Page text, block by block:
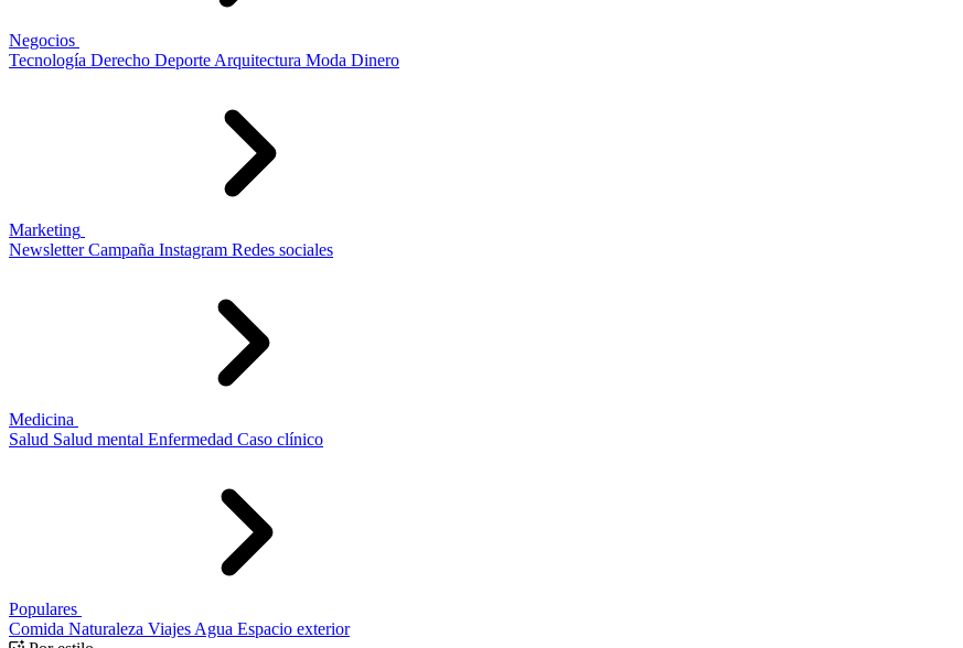
Negocios
Tecnología Derecho Deporte Arquitectura Moda Dinero
Marketing
Newsletter Campaña Instagram Redes sociales
Medicina
Salud Salud mental Enfermedad Caso clínico
Populares
Comida Naturaleza Viajes Agua Espacio exterior